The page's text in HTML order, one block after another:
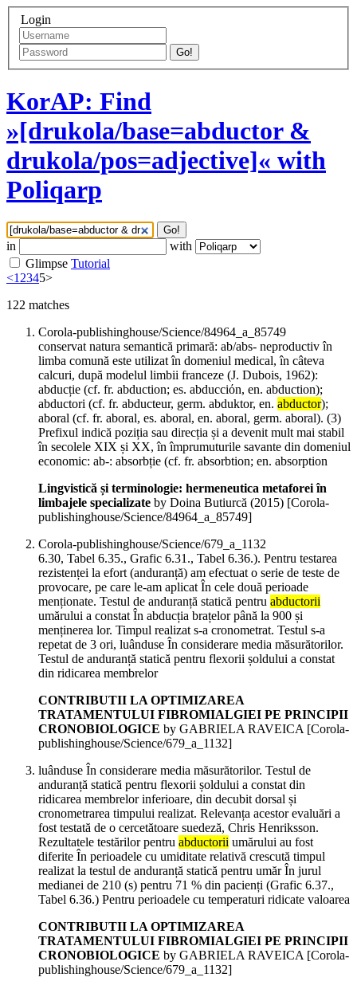
Login
Go!
KorAP: Find
»[drukola/base=abductor &
drukola/pos=adjective]« with
Poliqarp
Go!
in
with
Glimpse Tutorial
<12345>
122 matches
Corola-publishinghouse/Science/84964_a_85749
conservat natura semantică primară: ab/abs- neproductiv în
limba comună este utilizat în domeniul medical, în câteva
calcuri, după modelul limbii franceze (J. Dubois, 1962):
abducție (cf. fr. abduction; es. abducciόn, en. abduction);
abductori (cf. fr. abducteur, germ. abduktor, en. abductor);
aboral (cf. fr. aboral, es. aboral, en. aboral, germ. aboral). (3)
Prefixul indică poziția sau direcția și a devenit mult mai stabil
în secolele XIX și XX, în împrumuturile savante din domeniul
economic: ab-: absorbție (cf. fr. absorbtion; en. absorption
Lingvistică și terminologie: hermeneutica metaforei în
limbajele specializate by Doina Butiurcă (2015) [Corola-
publishinghouse/Science/84964_a_85749]
Corola-publishinghouse/Science/679_a_1132
6.30, Tabel 6.35., Grafic 6.31., Tabel 6.36.). Pentru testarea
rezistenței la efort (anduranță) am efectuat o serie de teste de
provocare, pe care le-am aplicat În cele două perioade
menționate. Testul de anduranță statică pentru abductorii
umărului a constat În abducția brațelor până la 900 și
menținerea lor. Timpul realizat s-a cronometrat. Testul s-a
repetat de 3 ori, luânduse În considerare media măsurătorilor.
Testul de anduranță statică pentru flexorii șoldului a constat
din ridicarea membrelor
CONTRIBUTII LA OPTIMIZAREA
TRATAMENTULUI FIBROMIALGIEI PE PRINCIPII
CRONOBIOLOGICE by GABRIELA RAVEICA [Corola-
publishinghouse/Science/679_a_1132]
luânduse În considerare media măsurătorilor. Testul de
anduranță statică pentru flexorii șoldului a constat din
ridicarea membrelor inferioare, din decubit dorsal și
cronometrarea timpului realizat. Relevanța acestor evaluări a
fost testată de o cercetătoare suedeză, Chris Henriksson.
Rezultatele testărilor pentru abductorii umărului au fost
diferite În perioadele cu umiditate relativă crescută timpul
realizat la testul de anduranță statică pentru umăr În jurul
medianei de 210 (s) pentru 71 % din pacienți (Grafic 6.37.,
Tabel 6.36.) Pentru perioadele cu temperaturi ridicate valoarea
CONTRIBUTII LA OPTIMIZAREA
TRATAMENTULUI FIBROMIALGIEI PE PRINCIPII
CRONOBIOLOGICE by GABRIELA RAVEICA [Corola-
publishinghouse/Science/679_a_1132]